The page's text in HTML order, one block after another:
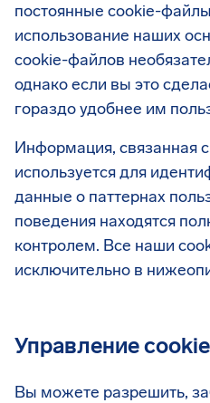
постоянные cookie-
использование наших
cookie-файлов
однако если вы это
гораздо удобнее им
Информация, связанная
используется для
данные о паттернах
поведения находятся
контролем. Все наши
исключительно в
Управление
Вы можете разрешить,